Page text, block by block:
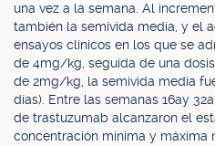
una vez a la semana. Al
también la semivida media, y el
ensayos clínicos en los que se
de 4mg/kg, seguida de una
de 2mg/kg, la semivida media
días). Entre las semanas 16ay
de trastuzumab alcanzaron el
concentración mínima y máxima